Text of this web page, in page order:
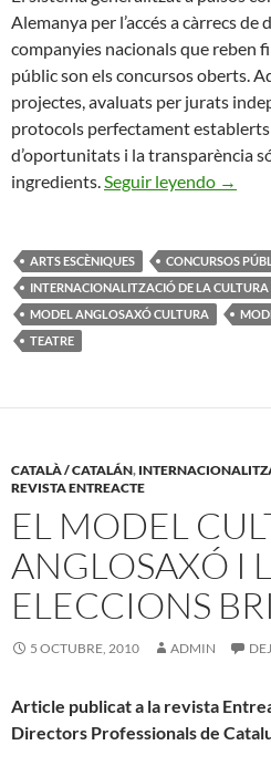
Alemanya per l’accés a càrrecs
companyies nacionals que reben
públic son els concursos oberts.
projectes, avaluats per jurats
protocols perfectament
d’oportunitats i la transparència
ingredients.Seguir leyendo Els
→
ARTS ESCÈNIQUES CONCURSOS
INTERNACIONALITZACIÓ DE LA CULTURA
MODEL ANGLOSAXÓ CULTURA
TEATRE
CATALÀ / CATALÁN,
REVISTA ENTREACTE
EL MODEL
ANGLOSAXÓ I
ELECCIONS
5 OCTUBRE, 2010 ADMIN
Article publicat a la revista
Directors Professionals de